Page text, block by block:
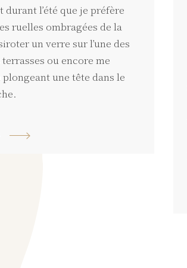
durant l’été que je préfère
ruelles ombragées de la
un verre sur l’une des
ou encore me
une tête dans le